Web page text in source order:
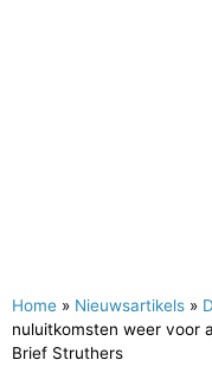
Home » Nieuwsartikels »
nuluitkomsten weer voor
Brief Struthers